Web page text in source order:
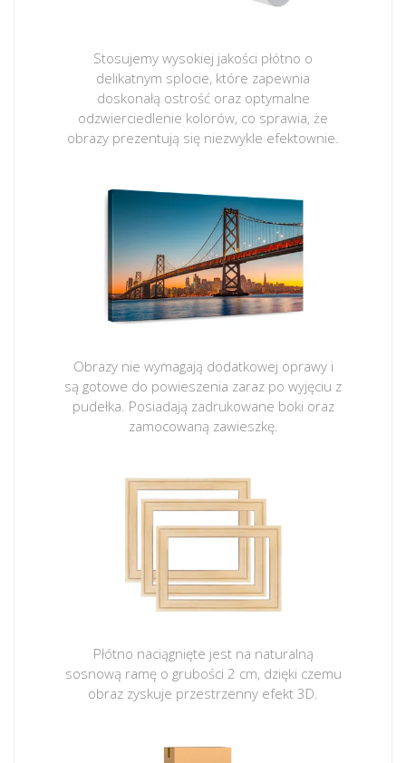
Stosujemy wysokiej jakości płótno o
delikatnym splocie, które zapewnia
doskonałą ostrość oraz optymalne
odzwierciedlenie kolorów, co sprawia, że
obrazy prezentują się niezwykle efektownie.
Obrazy nie wymagają dodatkowej oprawy i
są gotowe do powieszenia zaraz po wyjęciu z
pudełka. Posiadają zadrukowane boki oraz
zamocowaną zawieszkę.
Płótno naciągnięte jest na naturalną
sosnową ramę o grubości 2 cm, dzięki czemu
obraz zyskuje przestrzenny efekt 3D.